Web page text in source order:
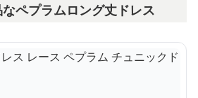
ペプラムロング丈ドレス